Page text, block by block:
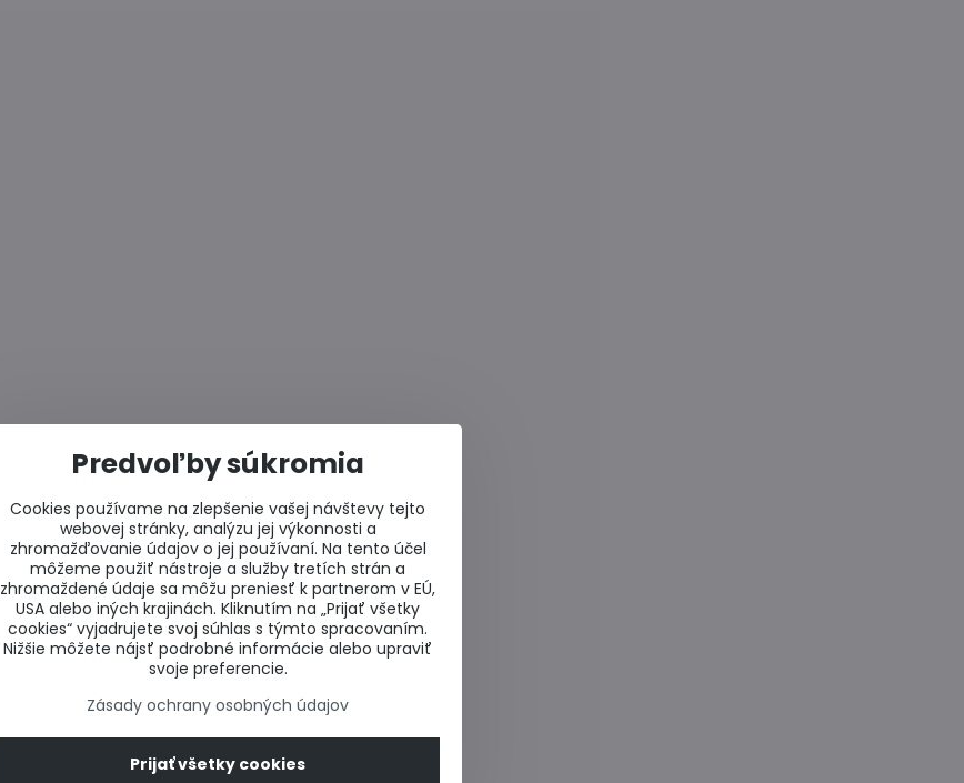
Predvoľby súkromia
Cookies používame na zlepšenie vašej návštevy tejto
webovej stránky, analýzu jej výkonnosti a
zhromažďovanie údajov o jej používaní. Na tento účel
môžeme použiť nástroje a služby tretích strán a
zhromaždené údaje sa môžu preniesť k partnerom v EÚ,
USA alebo iných krajinách. Kliknutím na „Prijať všetky
cookies“ vyjadrujete svoj súhlas s týmto spracovaním.
Nižšie môžete nájsť podrobné informácie alebo upraviť
svoje preferencie.
Zásady ochrany osobných údajov
Prijať všetky cookies